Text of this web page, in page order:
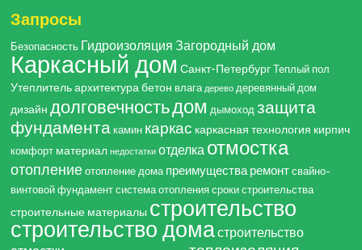
Запросы
Безопасность Гидроизоляция Загородный дом
Каркасный дом Санкт-Петербург Теплый пол
Утеплительархитектурабетон влага дерево деревянный дом
дизайн долговечностьдом дымоход защита
фундамента камин каркас каркасная технология кирпич
комфорт материал недостатки отделка отмостка
отопление отопление дома преимуществаремонт свайно-
винтовой фундамент система отопления сроки строительства
строительные материалы строительство
строительство домастроительство